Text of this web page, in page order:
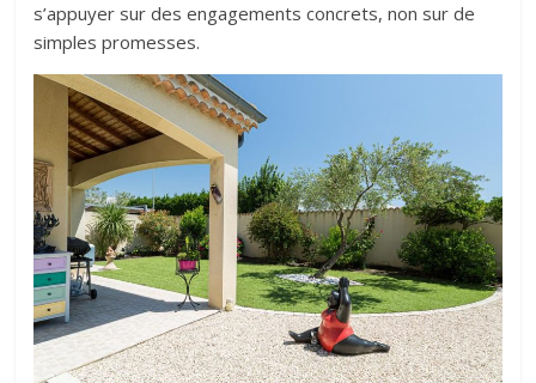
s’appuyer sur des engagements concrets, non sur de
simples promesses.